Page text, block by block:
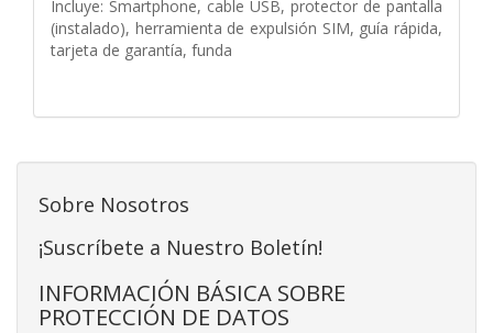
Incluye: Smartphone, cable USB, protector de pantalla
(instalado), herramienta de expulsión SIM, guía rápida,
tarjeta de garantía, funda
Sobre Nosotros
¡Suscríbete a Nuestro Boletín!
INFORMACIÓN BÁSICA SOBRE
PROTECCIÓN DE DATOS